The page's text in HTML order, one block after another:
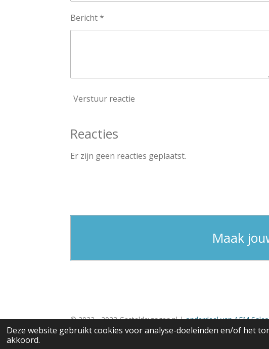
Deze website gebruikt cookies voor analyse-doeleinden en/of het
akkoord.
Bericht *
Verstuur reactie
Reacties
Er zijn geen reacties geplaatst.
Maak
© 2022 - 2023 Gesteldevragen.nl |onderdeel van AFM Sales